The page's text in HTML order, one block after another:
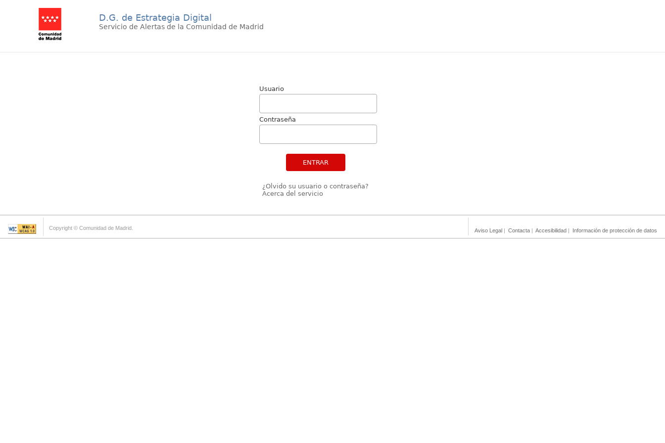
D.G. de Estrategia Digital
Servicio de Alertas de la Comunidad de Madrid
Usuario
Contraseña
ENTRAR
¿Olvido su usuario o contraseña?
Acerca del servicio
Copyright © Comunidad de Madrid. Aviso Legal | Contacta | Accesibilidad | Información de protección de datos